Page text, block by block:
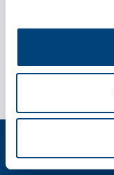
start zoek